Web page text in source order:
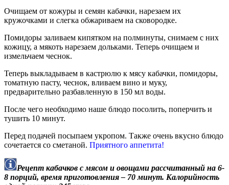
Очищаем от кожуры и семян кабачки, нарезаем их
кружочками и слегка обжариваем на сковородке.
Помидоры заливаем кипятком на полминуты, снимаем с них
кожицу, а мякоть нарезаем дольками. Теперь очищаем и
измельчаем чеснок.
Теперь выкладываем в кастрюлю к мясу кабачки, помидоры,
томатную пасту, чеснок, вливаем вино и муку,
предварительно разбавленную в 150 мл воды.
После чего необходимо наше блюдо посолить, поперчить и
тушить 10 минут.
Перед подачей посыпаем укропом. Также очень вкусно блюдо
сочетается со сметаной. Приятного аппетита!
Рецепт кабачков с мясом и овощами рассчитанный на 6-
8 порций, время приготовления – 70 минут. Калорийность